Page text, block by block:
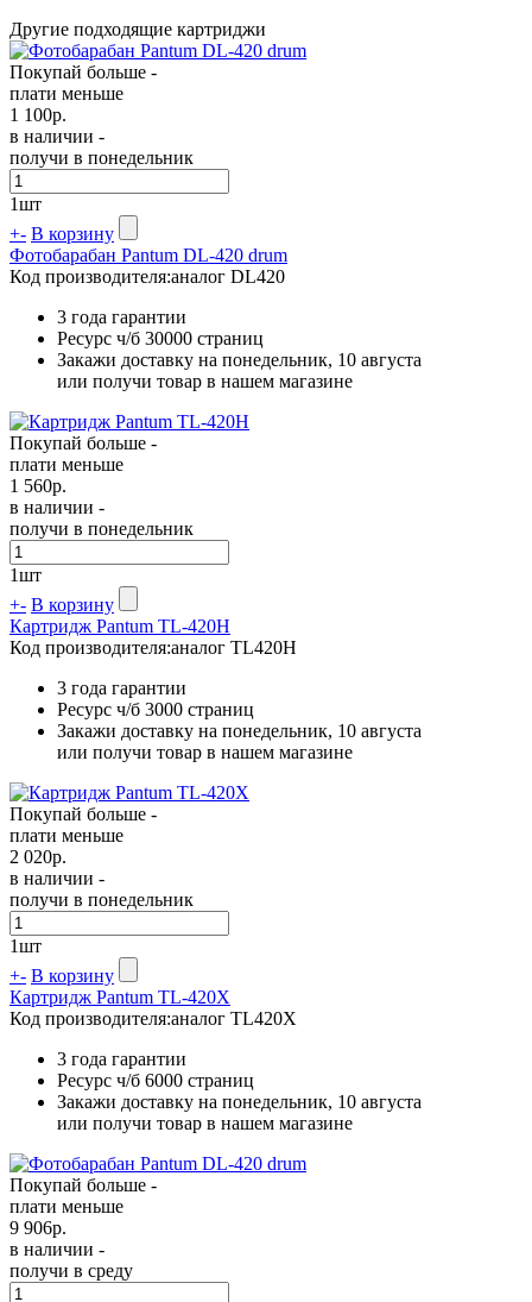
Другие подходящие картриджи
Покупай больше -
плати меньше
1 100р.
в наличии -
получи в понедельник
1шт
+- В корзину
Фотобарабан Pantum DL-420 drum
Код производителя:аналог DL420
3 года гарантии
Ресурс ч/б 30000 страниц
Закажи доставку на понедельник, 10 августа
или получи товар в нашем магазине
Покупай больше -
плати меньше
1 560р.
в наличии -
получи в понедельник
1шт
+- В корзину
Картридж Pantum TL-420H
Код производителя:аналог TL420H
3 года гарантии
Ресурс ч/б 3000 страниц
Закажи доставку на понедельник, 10 августа
или получи товар в нашем магазине
Покупай больше -
плати меньше
2 020р.
в наличии -
получи в понедельник
1шт
+- В корзину
Картридж Pantum TL-420X
Код производителя:аналог TL420X
3 года гарантии
Ресурс ч/б 6000 страниц
Закажи доставку на понедельник, 10 августа
или получи товар в нашем магазине
Покупай больше -
плати меньше
9 906р.
в наличии -
получи в среду